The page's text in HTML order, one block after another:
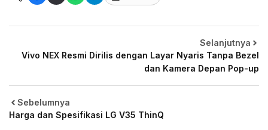
Sebelumnya
Harga dan Spesifikasi LG V35 ThinQ
Selanjutnya
Vivo NEX Resmi Dirilis dengan Layar Nyaris Tanpa Bezel
dan Kamera Depan Pop-up